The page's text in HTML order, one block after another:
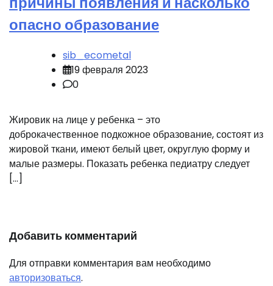
опасно образование
sib_ecometal
19 февраля 2023
0
Жировик на лице у ребенка – это
доброкачественное подкожное образование, состоят из
жировой ткани, имеют белый цвет, округлую форму и
малые размеры. Показать ребенка педиатру следует
[…]
Добавить комментарий
Для отправки комментария вам необходимо
авторизоваться.